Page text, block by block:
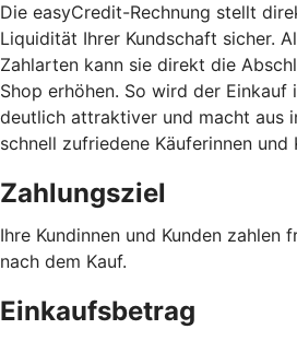
Die easyCredit-Rechnung stellt
Liquidität Ihrer Kundschaft sicher.
Zahlarten kann sie direkt die
Shop erhöhen. So wird der Einkauf
deutlich attraktiver und macht aus
schnell zufriedene Käuferinnen und
Zahlungsziel
Ihre Kundinnen und Kunden zahlen
nach dem Kauf.
Einkaufsbetrag